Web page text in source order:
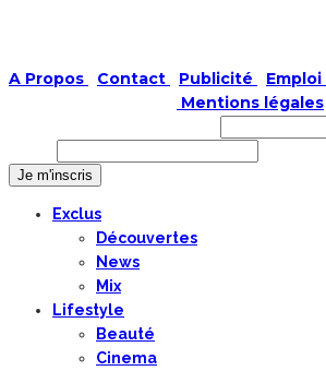
A Propos Contact Publicité Emploi
Mentions légales
Exclus
Découvertes
News
Mix
Lifestyle
Beauté
Cinema